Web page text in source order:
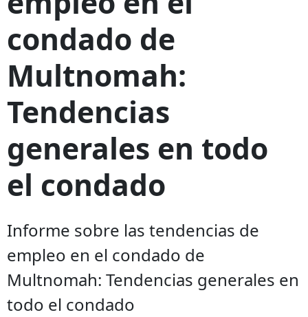
condado de
Multnomah:
Tendencias
generales en todo
el condado
Informe sobre las tendencias de
empleo en el condado de
Multnomah: Tendencias generales en
todo el condado